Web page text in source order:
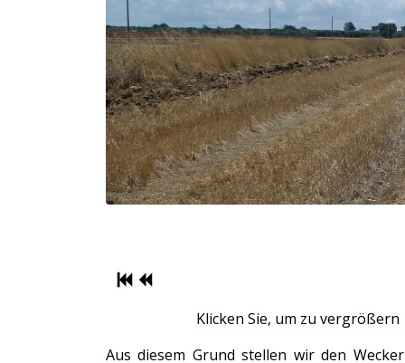
Klicken Sie, um zu vergrößern
Aus diesem Grund stellen wir den